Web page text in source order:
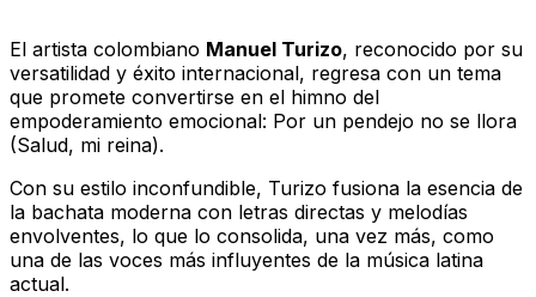
El artista colombiano Manuel Turizo, reconocido por su
versatilidad y éxito internacional, regresa con un tema
que promete convertirse en el himno del
empoderamiento emocional: Por un pendejo no se llora
(Salud, mi reina).
Con su estilo inconfundible, Turizo fusiona la esencia de
la bachata moderna con letras directas y melodías
envolventes, lo que lo consolida, una vez más, como
una de las voces más influyentes de la música latina
actual.